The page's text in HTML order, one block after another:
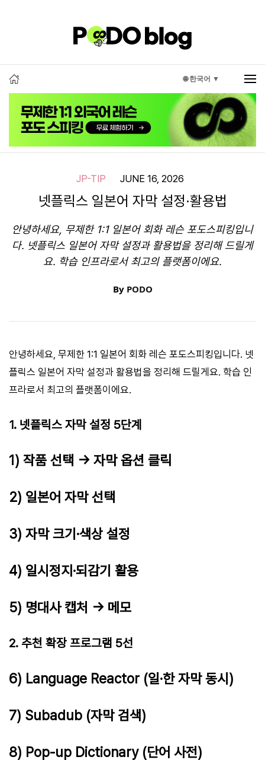
🌐 한국어 ▼
JP-TIP JUNE 16, 2026
넷플릭스 일본어 자막 설정·활용법
안녕하세요, 무제한 1:1 일본어 회화 레슨 포도스피킹입니
다. 넷플릭스 일본어 자막 설정과 활용법을 정리해 드릴게
요. 학습 인프라로서 최고의 플랫폼이에요.
By PODO
안녕하세요, 무제한 1:1 일본어 회화 레슨 포도스피킹입니다. 넷
플릭스 일본어 자막 설정과 활용법을 정리해 드릴게요. 학습 인
프라로서 최고의 플랫폼이에요.
1. 넷플릭스 자막 설정 5단계
1) 작품 선택 → 자막 옵션 클릭
2) 일본어 자막 선택
3) 자막 크기·색상 설정
4) 일시정지·되감기 활용
5) 명대사 캡처 → 메모
2. 추천 확장 프로그램 5선
6) Language Reactor (일·한 자막 동시)
7) Subadub (자막 검색)
8) Pop-up Dictionary (단어 사전)